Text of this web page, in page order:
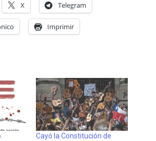
X Telegram
Imprimir
Cayó la Constitución de